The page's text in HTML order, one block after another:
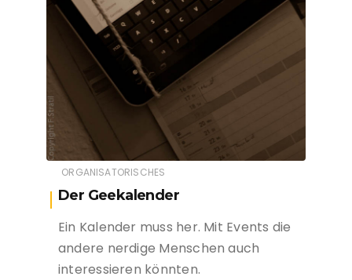
ORGANISATORISCHES
Der Geekalender
Ein Kalender muss her. Mit Events die
andere nerdige Menschen auch
interessieren könnten.